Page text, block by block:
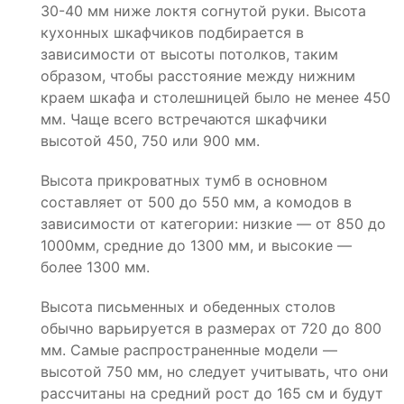
30-40 мм ниже локтя согнутой руки. Высота
кухонных шкафчиков подбирается в
зависимости от высоты потолков, таким
образом, чтобы расстояние между нижним
краем шкафа и столешницей было не менее 450
мм. Чаще всего встречаются шкафчики
высотой 450, 750 или 900 мм.
Высота прикроватных тумб в основном
составляет от 500 до 550 мм, а комодов в
зависимости от категории: низкие — от 850 до
1000мм, средние до 1300 мм, и высокие —
более 1300 мм.
Высота письменных и обеденных столов
обычно варьируется в размерах от 720 до 800
мм. Самые распространенные модели —
высотой 750 мм, но следует учитывать, что они
рассчитаны на средний рост до 165 см и будут